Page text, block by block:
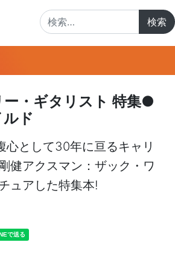
ー・ギタリスト 特集●
ド
心として30年に亘るキャリ
健アクスマン：ザック・ワ
ュアした特集本!